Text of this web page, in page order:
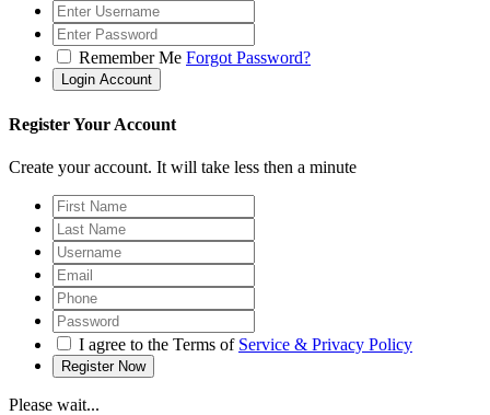
Remember Me Forgot Password?
Register Your Account
Create your account. It will take less then a minute
I agree to the Terms of Service & Privacy Policy
Please wait...